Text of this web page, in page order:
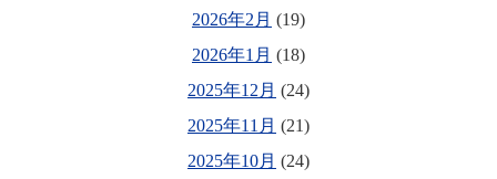
2026年2月 (19)
2026年1月 (18)
2025年12月 (24)
2025年11月 (21)
2025年10月 (24)